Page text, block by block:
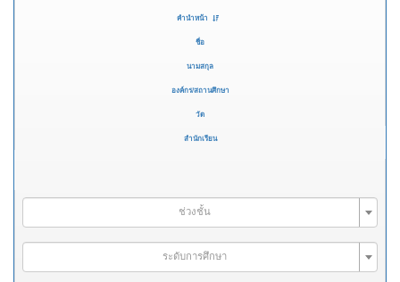
คำนำหน้า
ชื่อ
นามสกุล
องค์กร/สถานศึกษา
วัด
สำนักเรียน
ช่วงชั้น
ระดับการศึกษา